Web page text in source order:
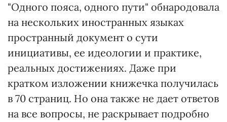
"Одного пояса, одного пути" обнародовала
на нескольких иностранных языках
пространный документ о сути
инициативы, ее идеологии и практике,
реальных достижениях. Даже при
кратком изложении книжечка получилась
в 70 страниц. Но она также не дает ответов
на все вопросы, не раскрывает подробно